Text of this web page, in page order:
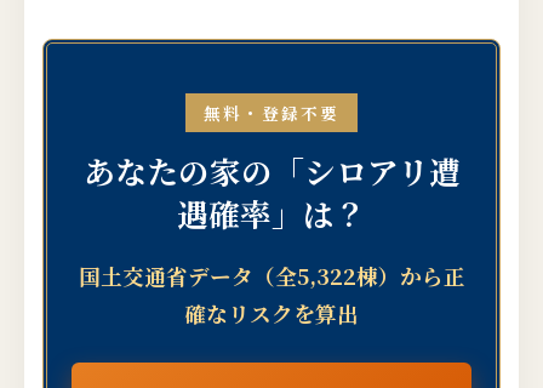
無料・登録不要
あなたの家の「シロアリ遭
遇確率」は？
国土交通省データ（全5,322棟）から正
確なリスクを算出